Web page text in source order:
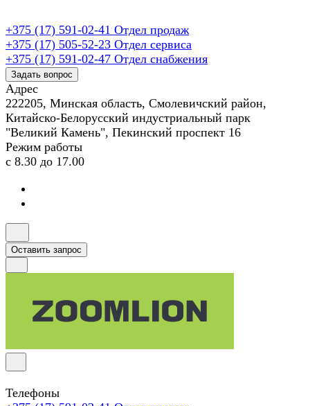
+375 (17) 591-02-41 Отдел продаж
+375 (17) 505-52-23 Отдел сервиса
+375 (17) 591-02-47 Отдел снабжения
Задать вопрос
Адрес
222205, Минская область, Смолевичский район,
Китайско-Белорусский индустриальный парк
"Великий Камень", Пекинский проспект 16
Режим работы
с 8.30 до 17.00
Оставить запрос
Телефоны